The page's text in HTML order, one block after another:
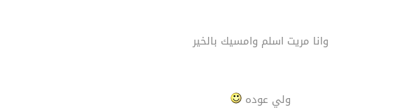
وانا مريت اسلم وامسيك بالخير
ولي عوده